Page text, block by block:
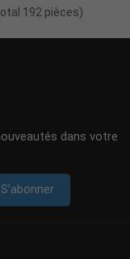
192 pièces)
dans votre
S’abonner